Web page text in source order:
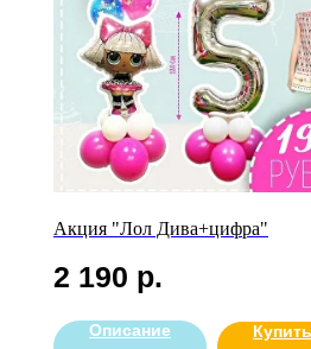
Акция "Лол Дива+цифра"
2 190 р.
Описание Купить